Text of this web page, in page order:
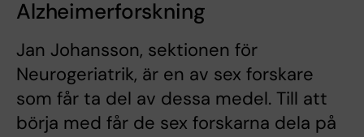
Alzheimerforskning
Jan Johansson, sektionen för
Neurogeriatrik, är en av sex forskare
som får ta del av dessa medel. Till att
börja med får de sex forskarna dela på